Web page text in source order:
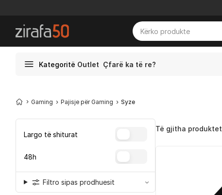
Kategoritë Outlet Çfarë ka të re?
Gaming Pajisje për Gaming Syze
Largo të shiturat
48h
Filtro sipas prodhuesit
Të gjitha produktet